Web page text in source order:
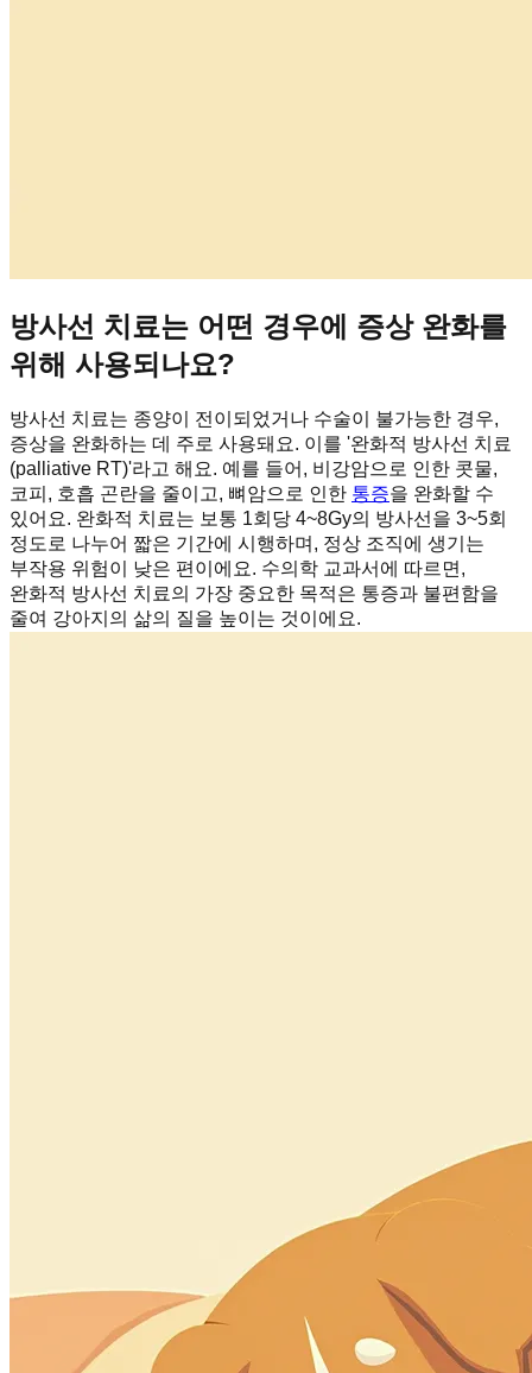
방사선 치료는 어떤 경우에 증상 완화를
위해 사용되나요?
방사선 치료는 종양이 전이되었거나 수술이 불가능한 경우,
증상을 완화하는 데 주로 사용돼요. 이를 '완화적 방사선 치료
(palliative RT)'라고 해요. 예를 들어, 비강암으로 인한 콧물,
코피, 호흡 곤란을 줄이고, 뼈암으로 인한 통증을 완화할 수
있어요. 완화적 치료는 보통 1회당 4~8Gy의 방사선을 3~5회
정도로 나누어 짧은 기간에 시행하며, 정상 조직에 생기는
부작용 위험이 낮은 편이에요. 수의학 교과서에 따르면,
완화적 방사선 치료의 가장 중요한 목적은 통증과 불편함을
줄여 강아지의 삶의 질을 높이는 것이에요.